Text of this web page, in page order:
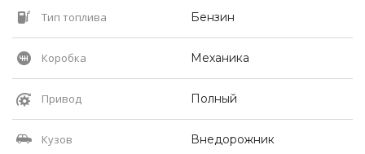
Тип топлива Бензин
Коробка Механика
Привод Полный
Кузов Внедорожник